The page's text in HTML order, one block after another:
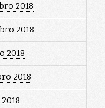
2018
2018
2018
2018